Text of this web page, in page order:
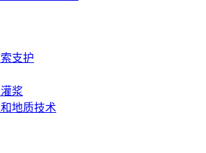
支护
浆
地质技术